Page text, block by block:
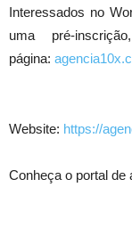
Interessados no
uma pré-
página:
Website: https://
Conheça o portal de